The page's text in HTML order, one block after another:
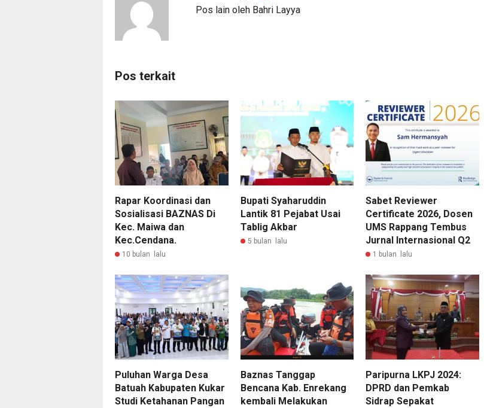
Pos lain oleh Bahri Layya
Pos terkait
Rapar Koordinasi dan
Sosialisasi BAZNAS Di
Kec. Maiwa dan
Kec.Cendana.
10 bulan lalu
Bupati Syaharuddin
Lantik 81 Pejabat Usai
Tablig Akbar
5 bulan lalu
Sabet Reviewer
Certificate 2026, Dosen
UMS Rappang Tembus
Jurnal Internasional Q2
1 bulan lalu
Puluhan Warga Desa
Batuah Kabupaten Kukar
Studi Ketahanan Pangan
‌Baznas Tanggap
Bencana Kab. Enrekang
kembali Melakukan
Paripurna LKPJ 2024:
DPRD dan Pemkab
Sidrap Sepakat